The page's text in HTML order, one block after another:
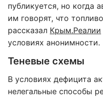
публикуется, но когда
им говорят, что
рассказал Крым.Реалии
условиях анонимности.
Теневые схемы
В условиях дефицита
нелегальные способы